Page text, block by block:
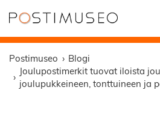
Postimuseo
Blogi
Joulupostimerkit tuovat iloista
joulupukkeineen, tonttuineen ja